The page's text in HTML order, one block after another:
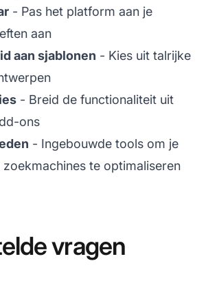
- Pas het platform aan je
aan
aan sjablonen - Kies uit talrijke
- Breid de functionaliteit uit
ons
- Ingebouwde tools om je
te optimaliseren
vragen